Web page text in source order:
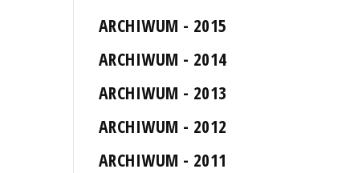
ARCHIWUM - 2015
ARCHIWUM - 2014
ARCHIWUM - 2013
ARCHIWUM - 2012
ARCHIWUM - 2011